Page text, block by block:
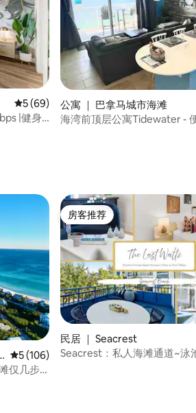
平均评分 5 分（满分 5 分），共 69 条
5 (69)
|健身
公寓 ｜ 巴拿马城市海滩
海湾前顶层公寓Tidewater -
平均评分 5 分（满分 5 分），共 106 条
5 (106)
仅几步
房客推荐
房客推荐
民居 ｜ Seacrest
Seacrest：私人海滩通道~泳